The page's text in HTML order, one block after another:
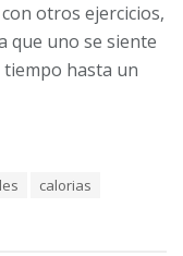
otros ejercicios,
que uno se siente
hasta un
calorias